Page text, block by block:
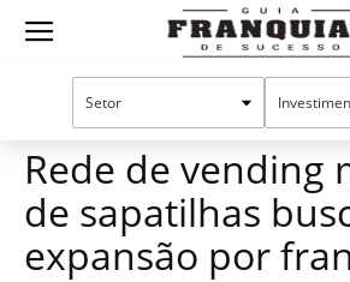
Guia
Mercado de franquias
Rede de vending
de sapatilhas
expansão por